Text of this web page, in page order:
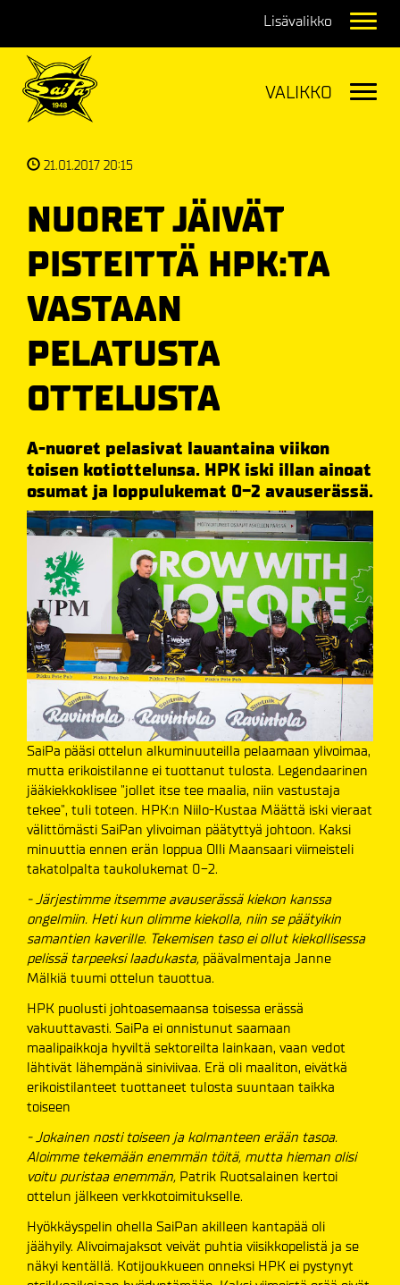
21.01.2017 20:15
NUORET JÄIVÄT
PISTEITTÄ HPK:TA
VASTAAN
PELATUSTA
OTTELUSTA
A-nuoret pelasivat lauantaina viikon
toisen kotiottelunsa. HPK iski illan ainoat
osumat ja loppulukemat 0-2 avauserässä.
SaiPa pääsi ottelun alkuminuuteilla pelaamaan ylivoimaa,
mutta erikoistilanne ei tuottanut tulosta. Legendaarinen
jääkiekkoklisee "jollet itse tee maalia, niin vastustaja
tekee", tuli toteen. HPK:n Niilo-Kustaa Määttä iski vieraat
välittömästi SaiPan ylivoiman päätyttyä johtoon. Kaksi
minuuttia ennen erän loppua Olli Maansaari viimeisteli
takatolpalta taukolukemat 0-2.
- Järjestimme itsemme avauserässä kiekon kanssa
ongelmiin. Heti kun olimme kiekolla, niin se päätyikin
samantien kaverille. Tekemisen taso ei ollut kiekollisessa
pelissä tarpeeksi laadukasta, päävalmentaja Janne
Mälkiä tuumi ottelun tauottua.
HPK puolusti johtoasemaansa toisessa erässä
vakuuttavasti. SaiPa ei onnistunut saamaan
maalipaikkoja hyviltä sektoreilta lainkaan, vaan vedot
lähtivät lähempänä siniviivaa. Erä oli maaliton, eivätkä
erikoistilanteet tuottaneet tulosta suuntaan taikka
toiseen
- Jokainen nosti toiseen ja kolmanteen erään tasoa.
Aloimme tekemään enemmän töitä, mutta hieman olisi
voitu puristaa enemmän, Patrik Ruotsalainen kertoi
ottelun jälkeen verkkotoimitukselle.
Hyökkäyspelin ohella SaiPan akilleen kantapää oli
jäähyily. Alivoimajaksot veivät puhtia viisikkopelistä ja se
näkyi kentällä. Kotijoukkueen onneksi HPK ei pystynyt